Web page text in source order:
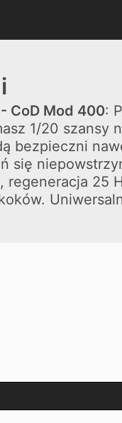
CoD Mod 400:
1/20
bezpieczni
się
regeneracja 25